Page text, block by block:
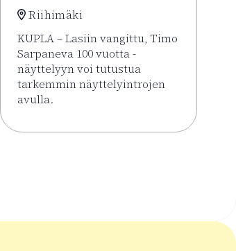
Riihimäki
KUPLA – Lasiin vangittu, Timo
Sarpaneva 100 vuotta -
näyttelyyn voi tutustua
tarkemmin näyttelyintrojen
avulla.
Lue lisää tapahtumasta Näyttelyintrot